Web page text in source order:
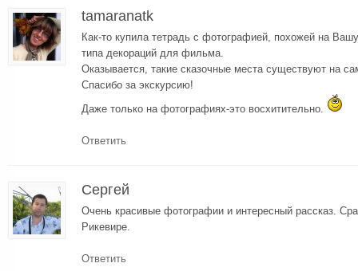
tamaranatk
Как-то купила тетрадь с фотографией, похожей на
типа декораций для фильма.
Оказывается, такие сказочные места существуют на
Спасибо за экскурсию!
Даже только на фотографиях-это восхитительно.
Ответить
Сергей
Очень красивые фотографии и интересный рассказ.
Рикевире.
Ответить